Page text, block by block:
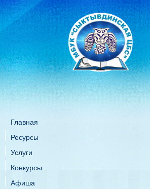
Главная
Ресурсы
Услуги
Конкурсы
Афиша